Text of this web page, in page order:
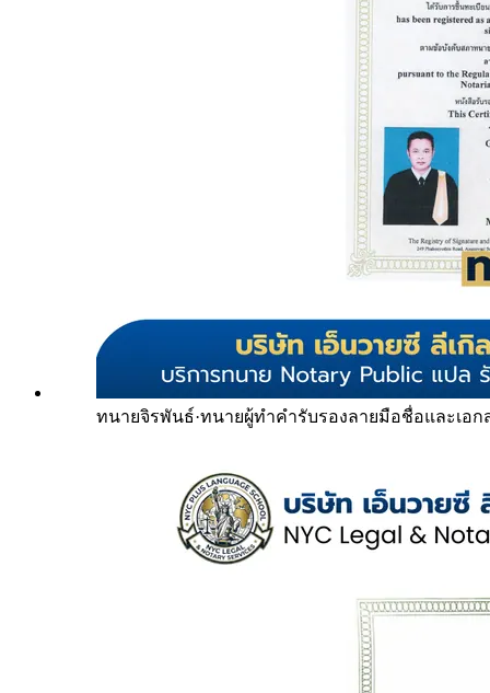
ทนายจิรพันธ์·ทนายผู้ทำคำรับรองลายมือชื่อและเอก